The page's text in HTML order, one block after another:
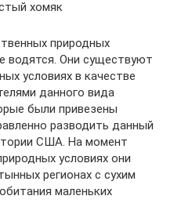
хомяк
природных
водятся. Они существуют
условиях в качестве
данного вида
были привезены
разводить данный
США. На момент
условиях они
регионах с сухим
маленьких